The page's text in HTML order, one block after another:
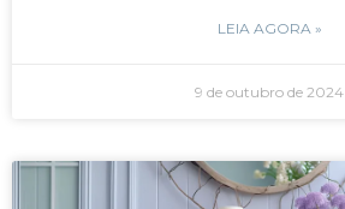
LEIA AGORA »
9 de outubro de 2024